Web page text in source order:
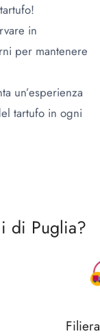
in
per mantenere
un’esperienza
tartufo in ogni
di Puglia?